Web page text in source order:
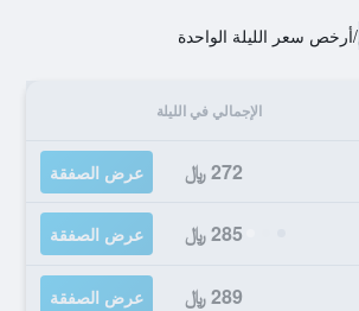
/أرخص سعر الليلة الواحدة
الإجمالي في الليلة
272 ﷼ عرض الصفقة
285 ﷼ عرض الصفقة
289 ﷼ عرض الصفقة